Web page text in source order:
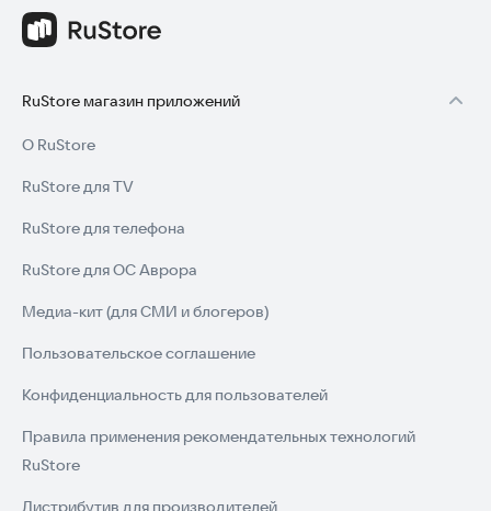
RuStore магазин приложений
О RuStore
RuStore для TV
RuStore для телефона
RuStore для ОС Аврора
Медиа-кит (для СМИ и блогеров)
Пользовательское соглашение
Конфиденциальность для пользователей
Правила применения рекомендательных технологий
RuStore
Дистрибутив для производителей